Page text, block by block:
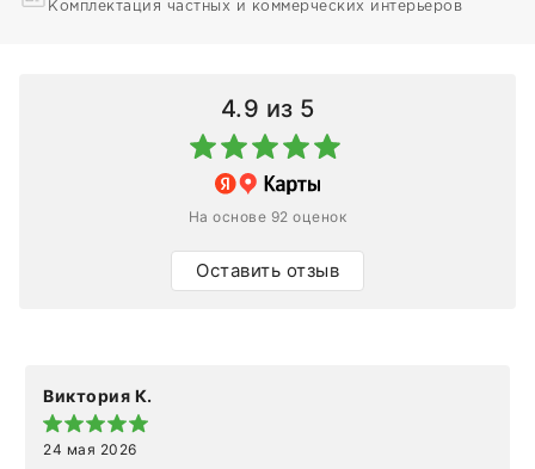
Комплектация частных и коммерческих интерьеров
4.9 из 5
На основе 92 оценок
Оставить отзыв
Виктория К.
24 мая 2026